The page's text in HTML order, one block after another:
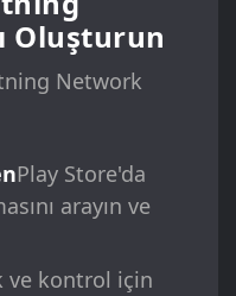
Oluşturun
Network
Play Store'da
arayın ve
ve kontrol için